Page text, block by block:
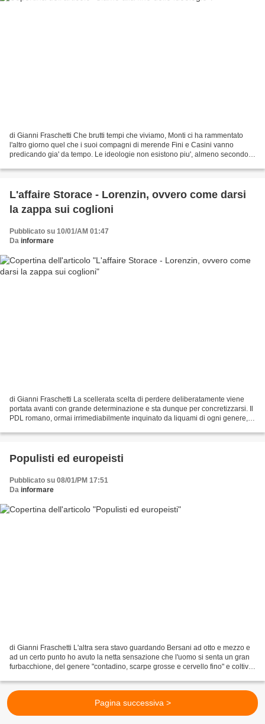
di Gianni Fraschetti Che brutti tempi che viviamo, Monti ci ha rammentato
l'altro giorno quel che i suoi compagni di merende Fini e Casini vanno
predicando gia' da tempo. Le ideologie non esistono piu', almeno secondo
L'affaire Storace - Lorenzin, ovvero come darsi
la zappa sui coglioni
Pubblicato su 10/01/AM 01:47
Da informare
di Gianni Fraschetti La scellerata scelta di perdere deliberatamente viene
portata avanti con grande determinazione e sta dunque per concretizzarsi. Il
PDL romano, ormai irrimediabilmente inquinato da liquami di ogni genere,
Populisti ed europeisti
Pubblicato su 08/01/PM 17:51
Da informare
di Gianni Fraschetti L'altra sera stavo guardando Bersani ad otto e mezzo e
ad un certo punto ho avuto la netta sensazione che l'uomo si senta un gran
furbacchione, del genere "contadino, scarpe grosse e cervello fino" e coltivi
Pagina successiva >